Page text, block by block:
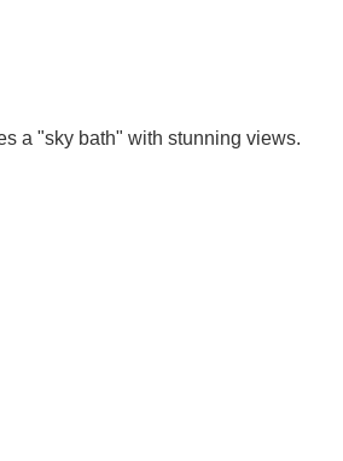
a "sky bath" with stunning views.